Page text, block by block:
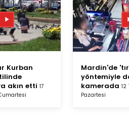
Kurban
akın etti 17
Mardin'de
yöntemiyle
kamerada 12
Pazartesi